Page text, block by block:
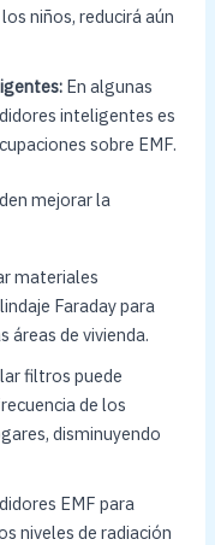
niños, reducirá aún
En algunas
inteligentes es
sobre EMF.
mejorar la
materiales
Faraday para
áreas de vivienda.
filtros puede
de los
disminuyendo
EMF para
niveles de radiación